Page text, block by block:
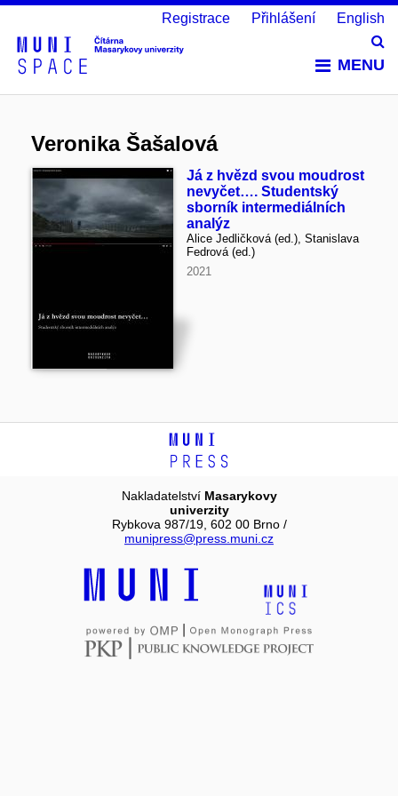
MENU
Registrace Přihlášení English
Veronika Šašalová
Já z hvězd svou moudrost
nevyčet…. Studentský
sborník intermediálních
analýz
Alice Jedličková (ed.), Stanislava
Fedrová (ed.)
2021
Nakladatelství Masarykovy
univerzity
Rybkova 987/19, 602 00 Brno /
munipress@press.muni.cz